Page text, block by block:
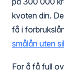
kvoten din.
få i
smålån uten
For å få full